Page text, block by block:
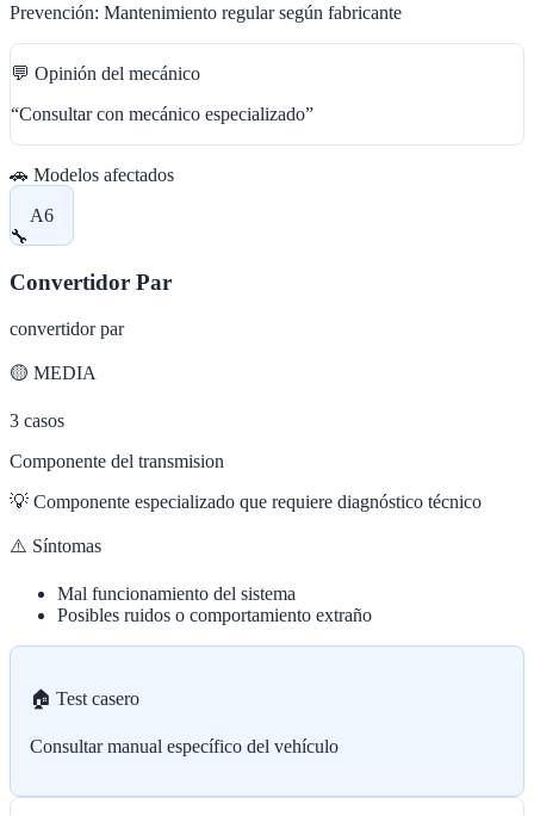
Prevención: Mantenimiento regular según fabricante
💬 Opinión del mecánico
“Consultar con mecánico especializado”
🚗 Modelos afectados
A6
🔧
Convertidor Par
convertidor par
🟡 MEDIA
3 casos
Componente del transmision
💡 Componente especializado que requiere diagnóstico técnico
⚠️ Síntomas
Mal funcionamiento del sistema
Posibles ruidos o comportamiento extraño
🏠 Test casero
Consultar manual específico del vehículo